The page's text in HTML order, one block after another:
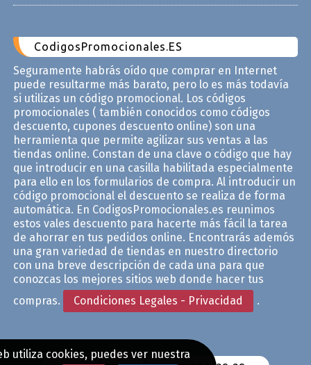
CodigosPromocionales.ES
Seguramente habrás oído que comprar en Internet
puede resultarme más barato, pero lo es más todavía
si utilizas un código promocional. Los códigos
promocionales ( también conocidos como códigos
descuento, cupones descuento online) son una
herramienta que permite agilizar sus ventas a las
tiendas online. Constan de una clave o código que hay
que introducir en una casilla habilitada especialmente
para ello en los formularios de compra. Al introducir un
código promocional el descuento se realiza de forma
automática. En CodigosPromocionales.es reunimos
estos vales descuento para hacerte más fácil la tarea
de ahorrar en tus pedidos online. Encontrarás ademós
una gran variedad de tiendas en nuestro directorio
con una breve descripción de cada una para que
conozcas los mejores sitios web donde hacer tus
compras.
Condiciones Legales - Privacidad .
utiliza cookies, puedes ver nuestra